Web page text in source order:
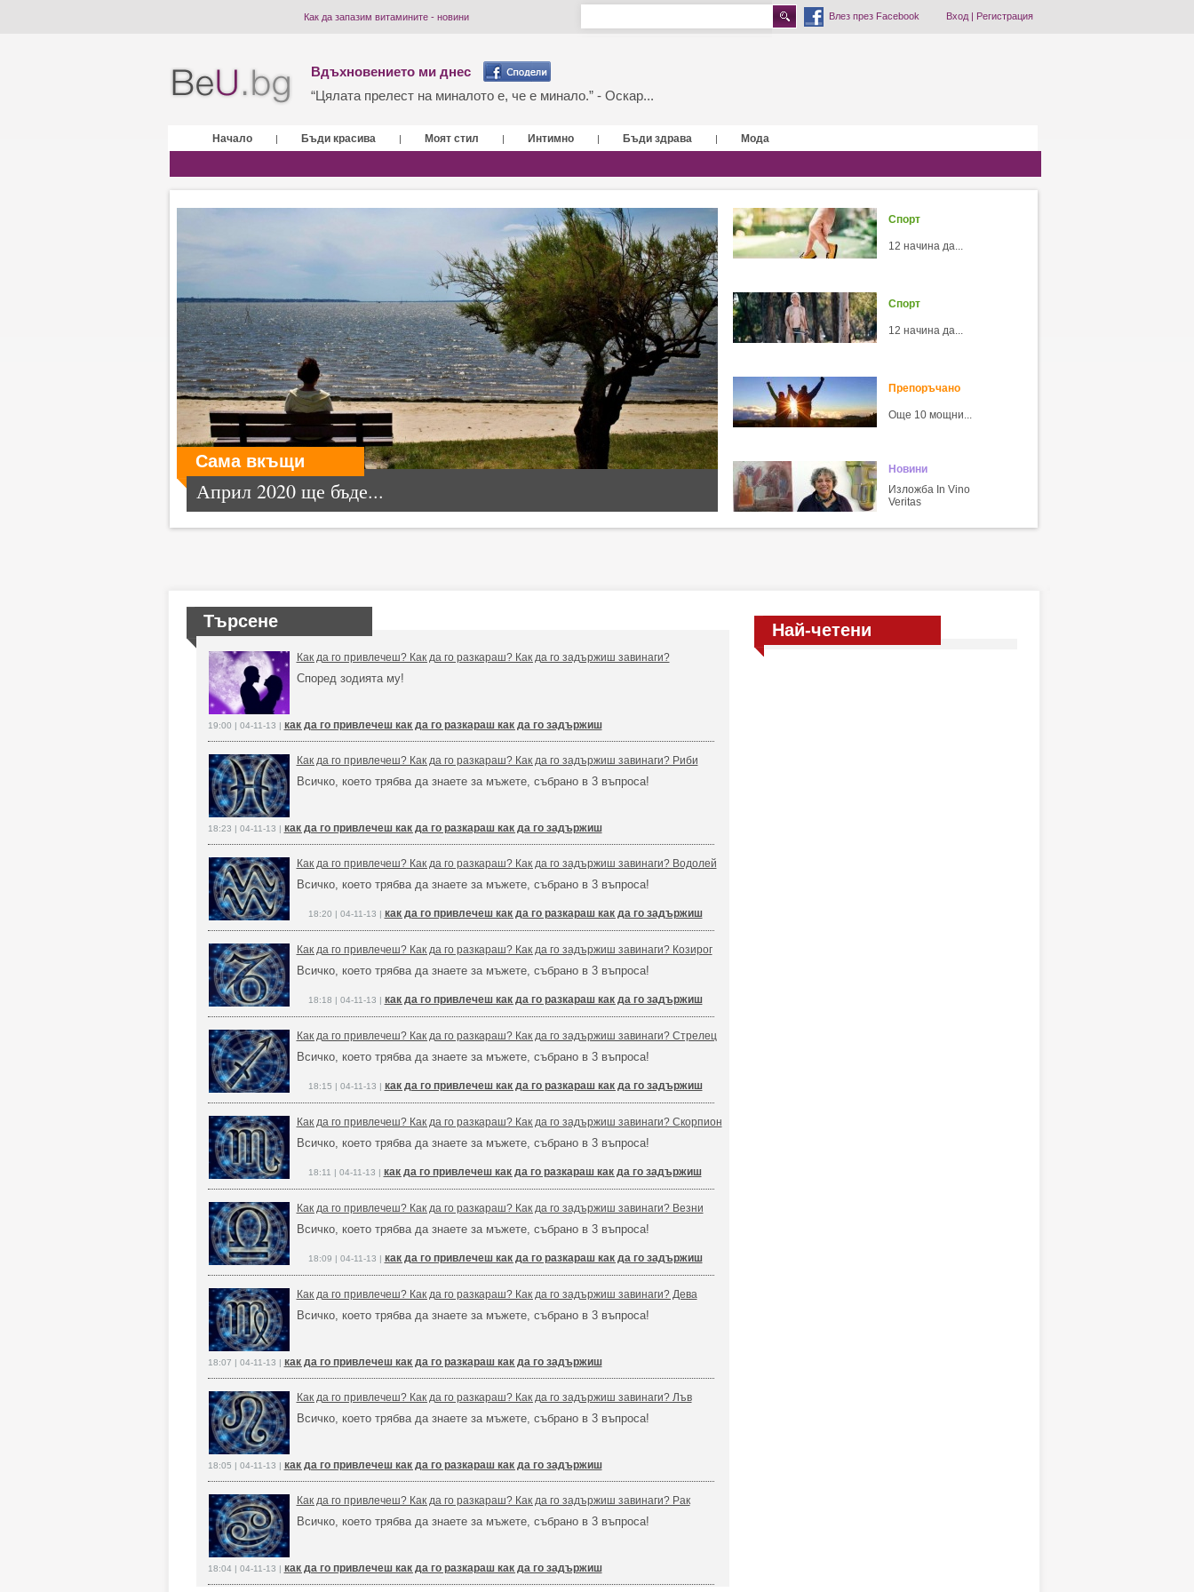
Как да запазим витамините - новини Влез през Facebook Вход| Регистрация
Вдъхновението ми днес
“Цялата прелест на миналото е, че е минало.” - Оскар...
Начало | Бъди красива | Моят стил | Интимно | Бъди здрава | Мода
Сама вкъщи
Април 2020 ще бъде...
Спорт
12 начина да...
Спорт
12 начина да...
Препоръчано
Още 10 мощни...
Новини
Изложба In Vino
Veritas
Търсене
Как да го привлечеш? Как да го разкараш? Как да го задържиш завинаги?
Според зодията му!
19:00 | 04-11-13 | как да го привлечеш как да го разкараш как да го задържиш
Как да го привлечеш? Как да го разкараш? Как да го задържиш завинаги? Риби
Всичко, което трябва да знаете за мъжете, събрано в 3 въпроса!
18:23 | 04-11-13 | как да го привлечеш как да го разкараш как да го задържиш
Как да го привлечеш? Как да го разкараш? Как да го задържиш завинаги? Водолей
Всичко, което трябва да знаете за мъжете, събрано в 3 въпроса!
18:20 | 04-11-13 | как да го привлечеш как да го разкараш как да го задържиш
Как да го привлечеш? Как да го разкараш? Как да го задържиш завинаги? Козирог
Всичко, което трябва да знаете за мъжете, събрано в 3 въпроса!
18:18 | 04-11-13 | как да го привлечеш как да го разкараш как да го задържиш
Как да го привлечеш? Как да го разкараш? Как да го задържиш завинаги? Стрелец
Всичко, което трябва да знаете за мъжете, събрано в 3 въпроса!
18:15 | 04-11-13 | как да го привлечеш как да го разкараш как да го задържиш
Как да го привлечеш? Как да го разкараш? Как да го задържиш завинаги? Скорпион
Всичко, което трябва да знаете за мъжете, събрано в 3 въпроса!
18:11 | 04-11-13 | как да го привлечеш как да го разкараш как да го задържиш
Как да го привлечеш? Как да го разкараш? Как да го задържиш завинаги? Везни
Всичко, което трябва да знаете за мъжете, събрано в 3 въпроса!
18:09 | 04-11-13 | как да го привлечеш как да го разкараш как да го задържиш
Как да го привлечеш? Как да го разкараш? Как да го задържиш завинаги? Дева
Всичко, което трябва да знаете за мъжете, събрано в 3 въпроса!
18:07 | 04-11-13 | как да го привлечеш как да го разкараш как да го задържиш
Как да го привлечеш? Как да го разкараш? Как да го задържиш завинаги? Лъв
Всичко, което трябва да знаете за мъжете, събрано в 3 въпроса!
18:05 | 04-11-13 | как да го привлечеш как да го разкараш как да го задържиш
Как да го привлечеш? Как да го разкараш? Как да го задържиш завинаги? Рак
Всичко, което трябва да знаете за мъжете, събрано в 3 въпроса!
18:04 | 04-11-13 | как да го привлечеш как да го разкараш как да го задържиш
Най-четени